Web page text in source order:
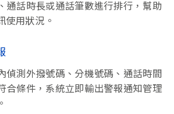
通話時長或通話筆數進行排行，幫助
使用狀況。
偵測外撥號碼、分機號碼、通話時間
合條件，系統立即輸出警報通知管理